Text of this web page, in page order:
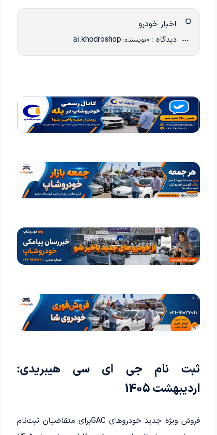
اخبار خودرو
دیدگاه : 0 نویسنده: ai.khodroshop
ثبت نام جی ای سی هیبریدی:
اردیبهشت 1405
فروش ویژه جدید خودروهای GACبرای متقاضیان ثبت‌نام